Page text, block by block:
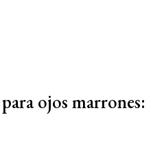
ojos marrones: